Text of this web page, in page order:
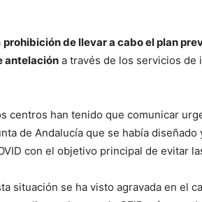
prohibición de llevar a cabo el plan
antelación a través de los servicios
centros han tenido que comunicar
de Andalucía que se había
con el objetivo principal de evitar
situación se ha visto agravada en el